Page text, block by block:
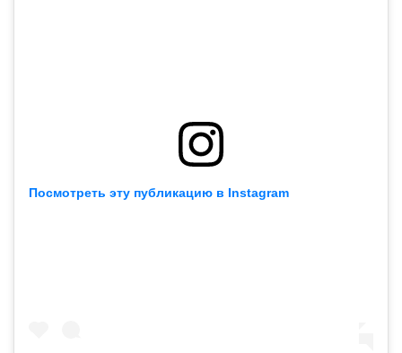
Посмотреть эту публикацию в Instagram